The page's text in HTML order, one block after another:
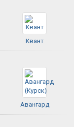
Квант
Авангард